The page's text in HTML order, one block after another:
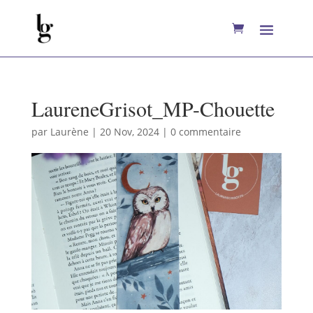
LaureneGrisot_MP-Chouette
par Laurène | 20 Nov, 2024| 0 commentaire